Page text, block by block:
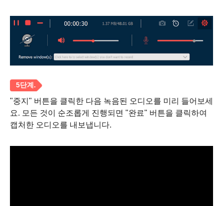
2 단계.
"중지" 버튼을 클릭한 다음 녹음된 오디오를 미리 들어보세
요. 모든 것이 순조롭게 진행되면 "완료" 버튼을 클릭하여
캡처한 오디오를 내보냅니다.